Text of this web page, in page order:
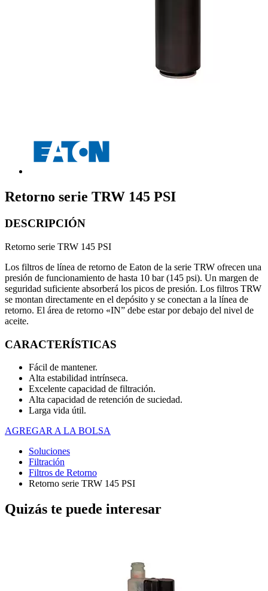
Retorno serie TRW 145 PSI
DESCRIPCIÓN
Retorno serie TRW 145 PSI
Los filtros de línea de retorno de Eaton de la serie TRW ofrecen una
presión de funcionamiento de hasta 10 bar (145 psi). Un margen de
seguridad suficiente absorberá los picos de presión. Los filtros TRW
se montan directamente en el depósito y se conectan a la línea de
retorno. El área de retorno «IN” debe estar por debajo del nivel de
aceite.
CARACTERÍSTICAS
Fácil de mantener.
Alta estabilidad intrínseca.
Excelente capacidad de filtración.
Alta capacidad de retención de suciedad.
Larga vida útil.
AGREGAR A LA BOLSA
Soluciones
Filtración
Filtros de Retorno
Retorno serie TRW 145 PSI
Quizás te puede interesar